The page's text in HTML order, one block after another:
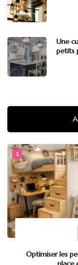
Une
petits
Optimiser les